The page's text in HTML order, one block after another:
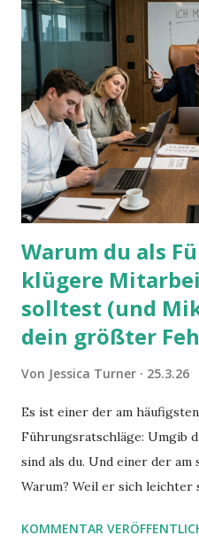
Warum du als
klügere
solltest (und
dein größter
Von Jessica Turner 25.3.26
Es ist einer der am
Führungsratschläge: Umgib
sind als du. Und einer der
Warum? Weil er sich leichter
KOMMENTAR